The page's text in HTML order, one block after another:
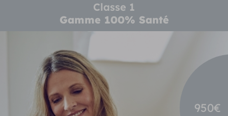
Classe 1
Gamme 100% Santé
950€